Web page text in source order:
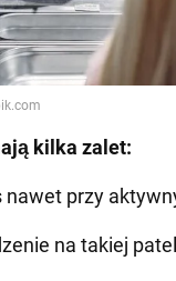
kilka zalet:
nawet przy
na takiej